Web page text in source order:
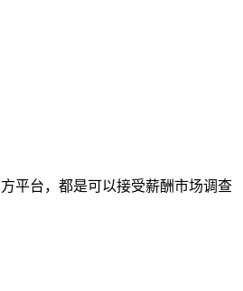
平台，都是可以接受薪酬市场调查